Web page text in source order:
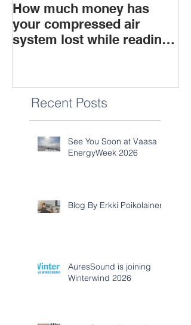
How much money has
your compressed air
system lost while reading
Recent Posts
See You Soon at Vaasa
EnergyWeek 2026
Blog By Erkki Poikolainen
AuresSound is joining
Winterwind 2026